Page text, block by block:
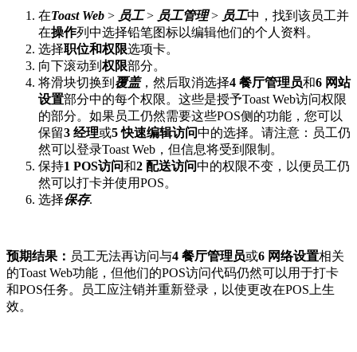
在Toast Web > 员工> 员工管理> 员工中，找到该员工并
在操作列中选择铅笔图标以编辑他们的个人资料。
选择职位和权限选项卡。
向下滚动到权限部分。
将滑块切换到 覆盖，然后取消选择4 餐厅管理员和6 网站
设置部分中的每个权限。这些是授予Toast Web访问权限
的部分。如果员工仍然需要这些POS侧的功能，您可以
保留3 经理或5 快速编辑访问中的选择。请注意：员工仍
然可以登录Toast Web，但信息将受到限制。
保持1 POS访问和2 配送访问中的权限不变，以便员工仍
然可以打卡并使用POS。
选择保存.
预期结果： 员工无法再访问与4 餐厅管理员或6 网络设置相关
的Toast Web功能，但他们的POS访问代码仍然可以用于打卡
和POS任务。员工应注销并重新登录，以使更改在POS上生
效。